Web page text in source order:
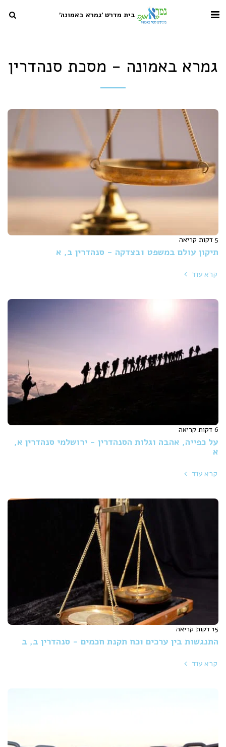
בית מדרש 'גמרא באמונה'
גמרא באמונה - מסכת סנהדרין
5 דקות קריאה
תיקון עולם במשפט ובצדקה - סנהדרין ב, א
קרא עוד
6 דקות קריאה
על כפייה, אהבה וגלות הסנהדרין - ירושלמי סנהדרין א,
א
קרא עוד
15 דקות קריאה
התנגשות בין ערכים וכח תקנת חכמים - סנהדרין ב, ב
קרא עוד